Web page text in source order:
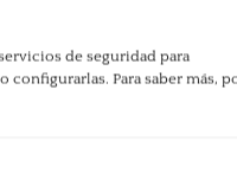
inni
de
A
de seguridad para
configurarlas. Para saber más,